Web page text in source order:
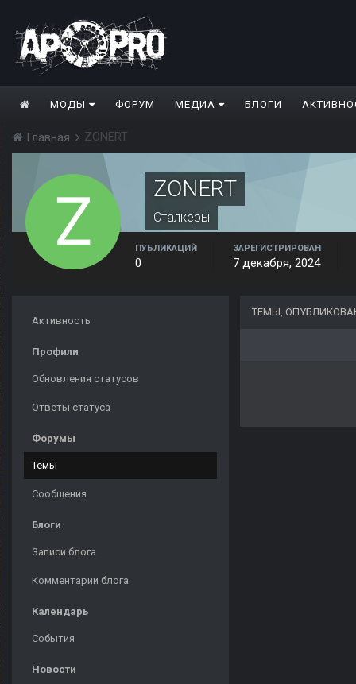
МОДЫ ФОРУМ МЕДИА БЛОГИ
Главная ZONERT
ZONERT
Сталкеры
ПУБЛИКАЦИЙ
0
ЗАРЕГИСТРИРОВАН
7 декабря, 2024
Активность
Профили
Обновления статусов
Ответы статуса
Форумы
Темы
Сообщения
Блоги
Записи блога
Комментарии блога
Календарь
События
Новости
ТЕМЫ,